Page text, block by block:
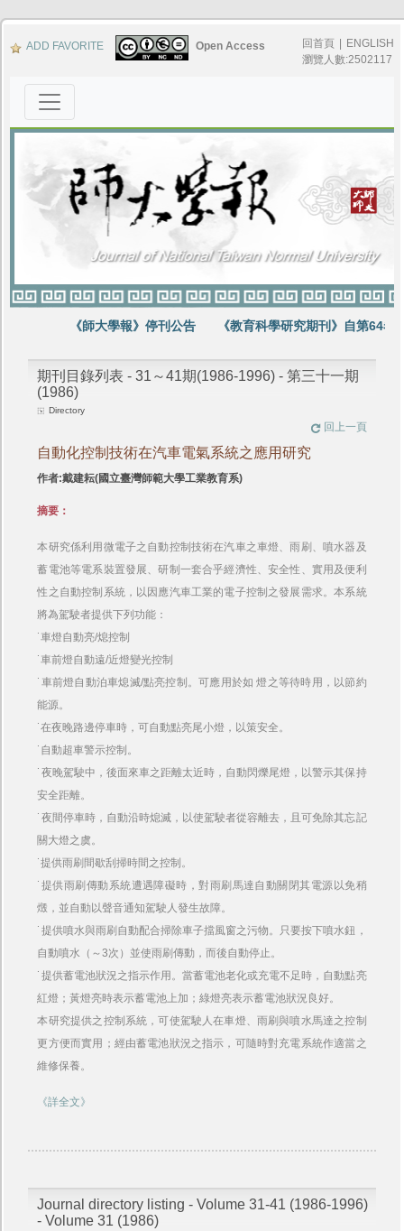
ADD FAVORITE Open Access 回首頁
ENGLISH
瀏覽人數:2502117
《師大學報》停刊公告 《教育科學研究期刊》自第64卷
期刊目錄列表 - 31～41期(1986-1996) - 第三十一期
(1986)
Directory
回上一頁
自動化控制技術在汽車電氣系統之應用研究
作者:戴建耘(國立臺灣師範大學工業教育系)
摘要：
本研究係利用微電子之自動控制技術在汽車之車燈、雨刷、噴水器及
蓄電池等電系裝置發展、研制一套合乎經濟性、安全性、實用及便利
性之自動控制系統，以因應汽車工業的電子控制之發展需求。本系統
將為駕駛者提供下列功能：
˙車燈自動亮/熄控制
˙車前燈自動遠/近燈變光控制
˙車前燈自動泊車熄滅/點亮控制。可應用於如 燈之等待時用，以節約
能源。
˙在夜晚路邊停車時，可自動點亮尾小燈，以策安全。
˙自動超車警示控制。
˙夜晚駕駛中，後面來車之距離太近時，自動閃爍尾燈，以警示其保持
安全距離。
˙夜間停車時，自動沿時熄滅，以使駕駛者從容離去，且可免除其忘記
關大燈之虞。
˙提供雨刷間歇刮掃時間之控制。
˙提供雨刷傳動系統遭遇障礙時，對雨刷馬達自動關閉其電源以免稍
燬，並自動以聲音通知駕駛人發生故障。
˙提供噴水與雨刷自動配合掃除車子擋風窗之污物。只要按下噴水鈕，
自動噴水（～3次）並使雨刷傳動，而後自動停止。
˙提供蓄電池狀況之指示作用。當蓄電池老化或充電不足時，自動點亮
紅燈；黃燈亮時表示蓄電池上加；綠燈亮表示蓄電池狀況良好。
本研究提供之控制系統，可使駕駛人在車燈、雨刷與噴水馬達之控制
更方便而實用；經由蓄電池狀況之指示，可隨時對充電系統作適當之
維修保養。
《詳全文》
Journal directory listing - Volume 31-41 (1986-1996)
- Volume 31 (1986)